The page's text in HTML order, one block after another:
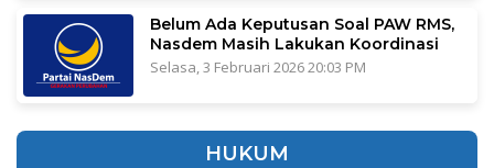
Belum Ada Keputusan Soal PAW RMS,
Nasdem Masih Lakukan Koordinasi
Selasa, 3 Februari 2026 20:03 PM
HUKUM